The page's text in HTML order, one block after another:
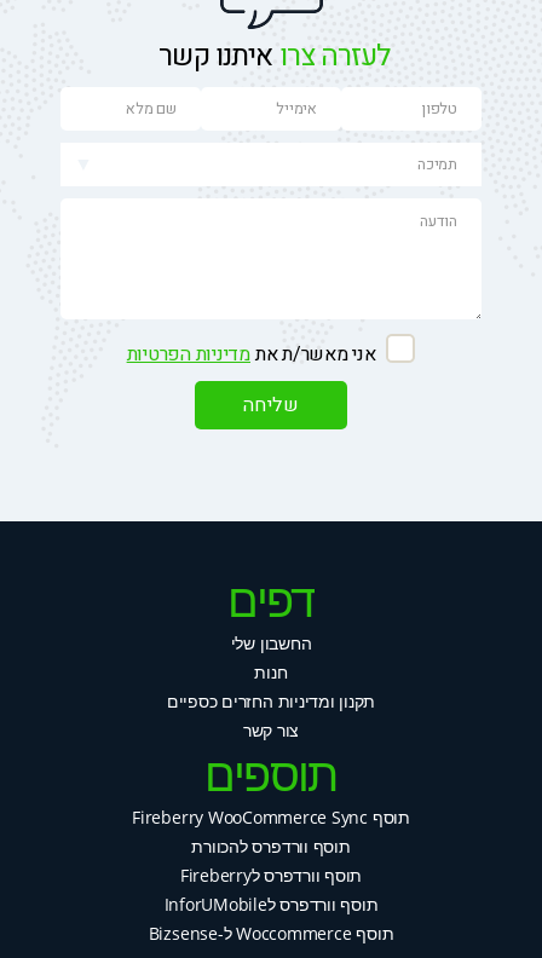
לעזרה צרו איתנו קשר
אני מאשר/ת אתמדיניות הפרטיות
דפים
החשבון שלי
חנות
תקנון ומדיניות החזרים כספיים
צור קשר
תוספים
תוסף Fireberry WooCommerce Sync
תוסף וורדפרס להכוורת
תוסף וורדפרס לFireberry
תוסף וורדפרס לInforUMobile
תוסף Woccommerce ל-Bizsense